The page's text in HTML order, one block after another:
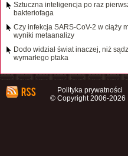
Sztuczna inteligencja po raz
bakteriofaga
Czy infekcja SARS-CoV-2 w ciąży
wyniki metaanalizy
Dodo widział świat inaczej, niż
wymarłego ptaka
Polityka prywatności
© Copyright 2006-2026